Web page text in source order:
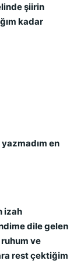
şiirin
kadar
en
izah
dile gelen
ve
rest çektiğim